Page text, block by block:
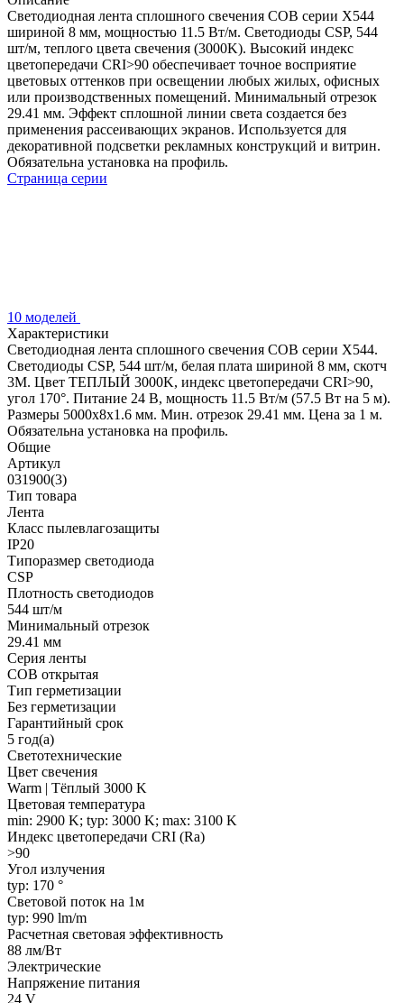
Светодиодная лента сплошного свечения COB серии X544
шириной 8 мм, мощностью 11.5 Вт/м. Светодиоды CSP, 544
шт/м, теплого цвета свечения (3000K). Высокий индекс
цветопередачи CRI>90 обеспечивает точное восприятие
цветовых оттенков при освещении любых жилых, офисных
или производственных помещений. Минимальный отрезок
29.41 мм. Эффект сплошной линии света создается без
применения рассеивающих экранов. Используется для
декоративной подсветки рекламных конструкций и витрин.
Обязательна установка на профиль.
Страница серии
10 моделей
Характеристики
Светодиодная лента сплошного свечения COB серии X544.
Светодиоды CSP, 544 шт/м, белая плата шириной 8 мм, скотч
3M. Цвет ТЕПЛЫЙ 3000K, индекс цветопередачи CRI>90,
угол 170°. Питание 24 В, мощность 11.5 Вт/м (57.5 Вт на 5 м).
Размеры 5000x8x1.6 мм. Мин. отрезок 29.41 мм. Цена за 1 м.
Обязательна установка на профиль.
Общие
Артикул
031900(3)
Тип товара
Лента
Класс пылевлагозащиты
IP20
Типоразмер светодиода
CSP
Плотность светодиодов
544 шт/м
Минимальный отрезок
29.41 мм
Серия ленты
COB открытая
Тип герметизации
Без герметизации
Гарантийный срок
5 год(а)
Светотехнические
Цвет свечения
Warm | Тёплый 3000 K
Цветовая температура
min: 2900 K; typ: 3000 K; max: 3100 K
Индекс цветопередачи CRI (Ra)
>90
Угол излучения
typ: 170 °
Световой поток на 1м
typ: 990 lm/m
Расчетная световая эффективность
88 лм/Вт
Электрические
Напряжение питания
24 V